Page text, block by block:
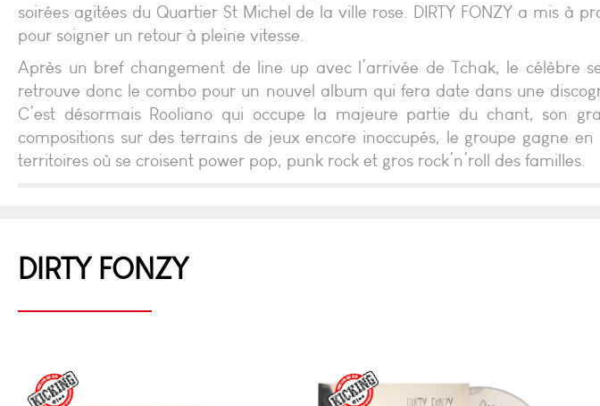
soirées agitées du Quartier St Michel de la ville rose. DIRTY FONZY a mis à
pour soigner un retour à pleine vitesse.
Après un bref changement de line up avec l’arrivée de Tchak, le célèbre
retrouve donc le combo pour un nouvel album qui fera date dans une
C’est désormais Rooliano qui occupe la majeure partie du chant, son
compositions sur des terrains de jeux encore inoccupés, le groupe gagne
territoires où se croisent power pop, punk rock et gros rock’n’roll des familles.
DIRTY FONZY